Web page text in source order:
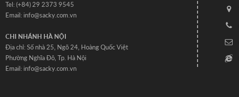
Tel: (+84) 29 2373 9545
Email: info@sacky.com.vn
CHI NHÁNH HÀ NỘI
Địa chỉ: Số nhà 25‚ Ngõ 24‚ Hoàng Quốc Việt
Phường Nghĩa Đô‚ Tp. Hà Nội
Email: info@sacky.com.vn